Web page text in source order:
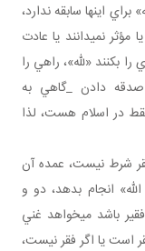
اينها سابقه ندارد،
نمي دانند يا عادت
بکنند «لله»، راهي را
صدقه دادن _گاهي به
در اسلام هست، لذا
شرط نيست، عمده آن
انجام بدهد، دو و
باشد مي خواهد غني
است يا اگر فقر نيست،